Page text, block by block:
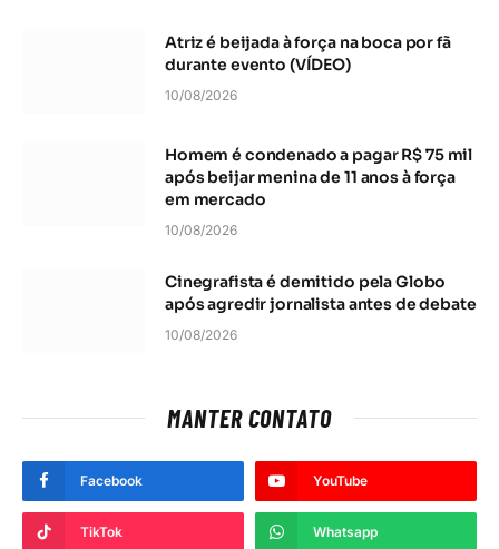
Atriz é beijada à força na boca por fã
durante evento (VÍDEO)
10/08/2026
Homem é condenado a pagar R$ 75 mil
após beijar menina de 11 anos à força
em mercado
10/08/2026
Cinegrafista é demitido pela Globo
após agredir jornalista antes de debate
10/08/2026
MANTER CONTATO
Facebook YouTube
TikTok Whatsapp